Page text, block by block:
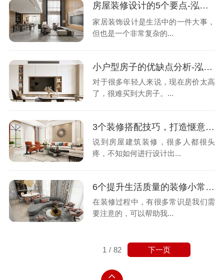
房屋装修设计的5个要点-泓壹设计
家居装饰设计是生活中的一件大事，
但也是一个非常复杂的...
小户型房子的优缺点分析-泓壹设计
对于很多年轻人来说，现在房价太高
了，很难买到大房子。...
3个装修搭配技巧，打造惬意家居生活-泓壹设计
说到房屋建筑装修，很多人都很头
疼，不知如何进行设计出...
6个提升生活质量的装修小常识-泓壹设计​
在装修过程中，有很多常识是我们需
要注意的，可以帮助我...
1 / 82 下一页